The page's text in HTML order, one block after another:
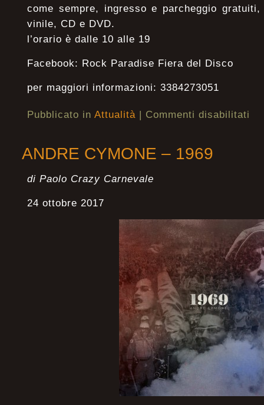
come sempre, ingresso e parcheggio
vinile, CD e DVD.
l’orario è dalle 10 alle 19
Facebook: Rock Paradise Fiera del Disco
per maggiori informazioni: 3384273051
Pubblicato in Attualità | Commenti disabilitati
ANDRE CYMONE – 1969
di Paolo Crazy Carnevale
24 ottobre 2017